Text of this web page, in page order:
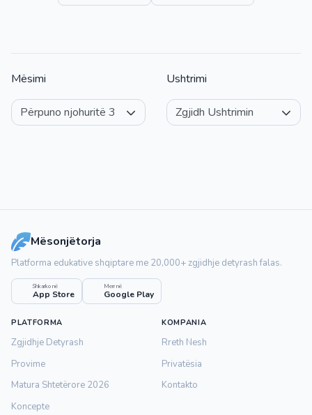
Mësimi Ushtrimi
Mësonjëtorja
Platforma edukative shqiptare me 20,000+ zgjidhje detyrash falas.
Shkarko në
App Store
Merr në
Google Play
PLATFORMA
Zgjidhje Detyrash
Provime
Matura Shtetërore 2026
Koncepte
KOMPANIA
Rreth Nesh
Privatësia
Kontakto